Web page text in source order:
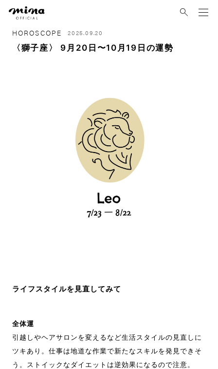
HOROSCOPE 2025.09.20
〈獅子座〉 9月20日〜10月19日の運勢
ライフスタイルを見直してみて
全体運
引越しやヘアサロンを変えるなど生活スタイルの見直しに
ツキあり。仕事は地道な作業で新たなスキルを発見できそ
う。ストイックなダイエットは逆効果になるので注意。